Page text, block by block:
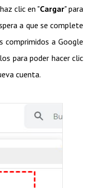
clic en "Cargar" para
a que se complete
comprimidos a Google
para poder hacer clic
cuenta.